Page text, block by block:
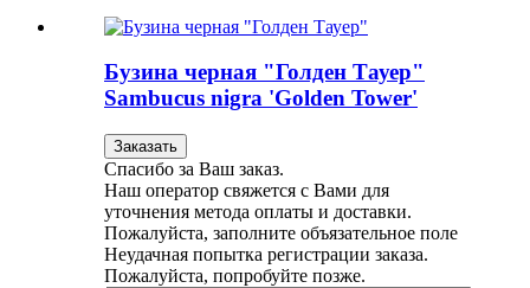
Бузина черная "Голден Тауер"
Sambucus nigra 'Golden Tower'
Заказать
Спасибо за Ваш заказ.
Наш оператор свяжется с Вами для
уточнения метода оплаты и доставки.
Пожалуйста, заполните объязательное поле
Неудачная попытка регистрации заказа.
Пожалуйста, попробуйте позже.